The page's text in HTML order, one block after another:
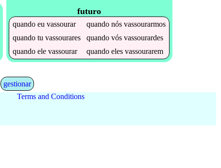
futuro
quandoeuvassourar quandonósvassourarmos
quandotuvassourares quandovósvassourardes
quandoelevassourar quandoelesvassourarem
gestionar
Terms and Conditions